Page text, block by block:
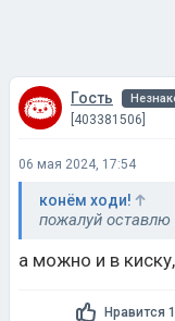
Гость
[403381506]
06 мая 2024, 17:54
конём ходи!
пожалуй оставлю
а можно и в
Нравится 1